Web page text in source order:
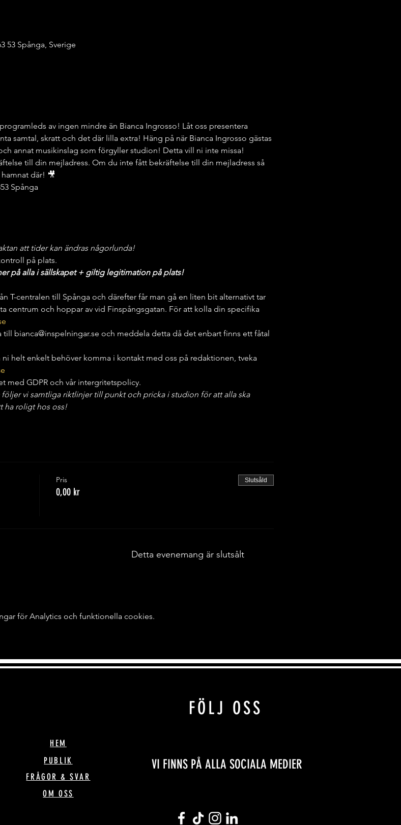
53 Spånga, Sverige
av ingen mindre än Bianca Ingrosso! Låt oss presentera
samtal, skratt och det där lilla extra! Häng på när Bianca Ingrosso gästas
annat musikinslag som förgyller studion! Detta vill ni inte missa!
till din mejladress. Om du inte fått bekräftelse till din mejladress så
där! 🎥
Spånga
att tider kan ändras någorlunda!
på plats.
på alla i sällskapet + giltig legitimation på plats!
T-centralen till Spånga och därefter får man gå en liten bit alternativt tar
centrum och hoppar av vid Finspångsgatan. För att kolla din specifika
bianca@inspelningar.se och meddela detta då det enbart finns ett fåtal
helt enkelt behöver komma i kontakt med oss på redaktionen, tveka
med GDPR och vår intergritetspolicy.
vi samtliga riktlinjer till punkt och pricka i studion för att alla ska
ha roligt hos oss!
Pris
0,00 kr
Slutsåld
Detta evenemang är slutsålt
för Analytics och funktionella cookies.
FÖLJ OSS
HEM
PUBLIK
FRÅGOR & SVAR
OM OSS
VI FINNS PÅ ALLA SOCIALA MEDIER